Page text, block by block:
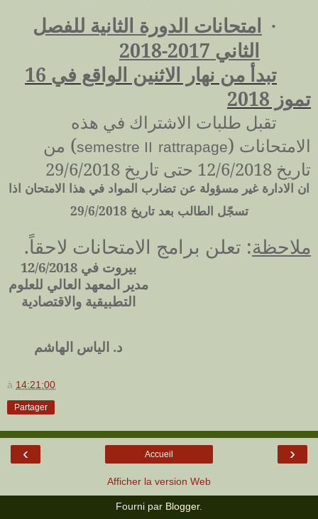
· امتحانات الدورة الثانية للفصل
الثاني 2017-2018
تبدأ من نهار الاثنين الواقع في 16
تموز 2018
تقبل طلبات الاشتراك في هذه
الامتحانات (
rattrapage
semestre II
) من
تاريخ 12/6/2018 حتى تاريخ 29/6/2018
ان الادارة غير مسؤولة عن تضارب المواد في هذا الامتحان اذا
تسجّل الطالب بعد تاريخ 29/6/2018
ملاحظة: تعلن برامج الامتحانات لاحقاً.
بيروت في 12/6/2018
مدير المعهد العالي للعلوم
التطبيقية والاقتصادية
د. الياس الهاشم
à 14:21:00
Partager
‹ ›
Accueil
Afficher la version Web
Fourni par Blogger.